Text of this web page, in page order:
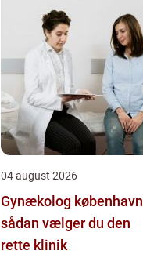
04 august 2026
Gynækolog københavn
sådan vælger du den
rette klinik